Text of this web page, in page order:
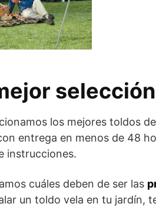
los mejores toldos
entrega en menos de 48
instrucciones.
cuáles deben de ser las
un toldo vela en tu jardín,